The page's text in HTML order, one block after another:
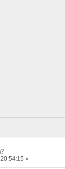
»